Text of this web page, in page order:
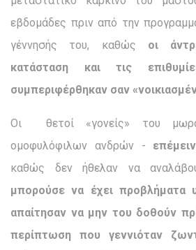
εβδομάδες πριν από την
γέννησής του, καθώς οι
κατάσταση και τις
συμπεριφέρθηκαν σαν
Οι θετοί «γονείς» του
ομοφυλόφιλων ανδρών -
καθώς δεν ήθελαν να
μπορούσε να έχει προβλήματα
απαίτησαν να μην του δοθούν
περίπτωση που γεννιόταν